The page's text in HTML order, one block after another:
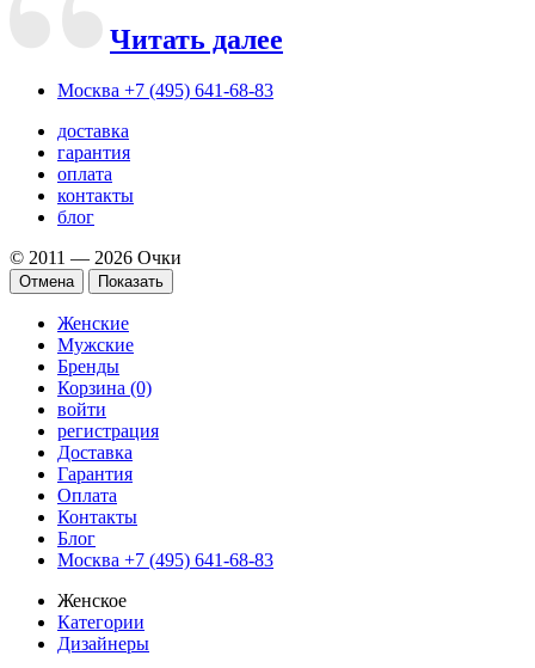
Читать далее
Москва +7 (495) 641-68-83
доставка
гарантия
оплата
контакты
блог
© 2011 — 2026 Очки
Отмена Показать
Женские
Мужские
Бренды
Корзина (0)
войти
регистрация
Доставка
Гарантия
Оплата
Контакты
Блог
Москва +7 (495) 641-68-83
Женское
Категории
Дизайнеры